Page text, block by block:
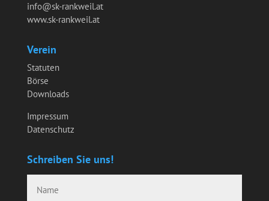
info@sk-rankweil.at
www.sk-rankweil.at
Verein
Statuten
Börse
Downloads
Impressum
Datenschutz
Schreiben Sie uns!